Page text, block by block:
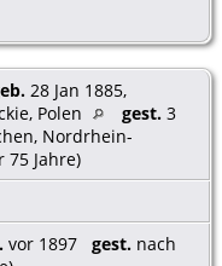
28 Jan 1885,
Polen
gest. 3
Nordrhein-
75 Jahre)
vor 1897 gest. nach